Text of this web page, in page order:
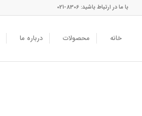
با ما در ارتباط باشید: 8306-021
خانه محصولات درباره ما